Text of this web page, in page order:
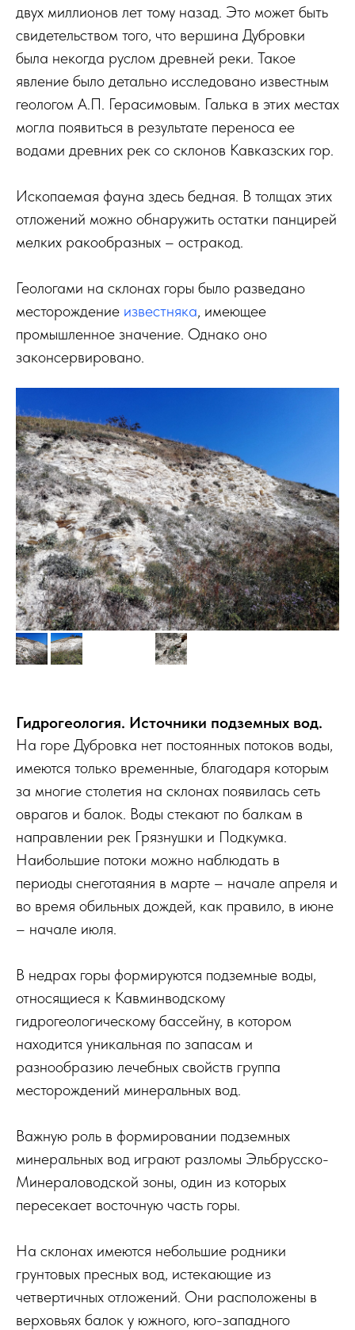
двух миллионов лет тому назад. Это может быть
свидетельством того, что вершина Дубровки
была некогда руслом древней реки. Такое
явление было детально исследовано известным
геологом А.П. Герасимовым. Галька в этих местах
могла появиться в результате переноса ее
водами древних рек со склонов Кавказских гор.
Ископаемая фауна здесь бедная. В толщах этих
отложений можно обнаружить остатки панцирей
мелких ракообразных – остракод.
Геологами на склонах горы было разведано
месторождение известняка, имеющее
промышленное значение. Однако оно
законсервировано.
Гидрогеология. Источники подземных вод.
На горе Дубровка нет постоянных потоков воды,
имеются только временные, благодаря которым
за многие столетия на склонах появилась сеть
оврагов и балок. Воды стекают по балкам в
направлении рек Грязнушки и Подкумка.
Наибольшие потоки можно наблюдать в
периоды снеготаяния в марте – начале апреля и
во время обильных дождей, как правило, в июне
– начале июля.
В недрах горы формируются подземные воды,
относящиеся к Кавминводскому
гидрогеологическому бассейну, в котором
находится уникальная по запасам и
разнообразию лечебных свойств группа
месторождений минеральных вод.
Важную роль в формировании подземных
минеральных вод играют разломы Эльбрусско-
Минераловодской зоны, один из которых
пересекает восточную часть горы.
На склонах имеются небольшие родники
грунтовых пресных вод, истекающие из
четвертичных отложений. Они расположены в
верховьях балок у южного, юго-западного